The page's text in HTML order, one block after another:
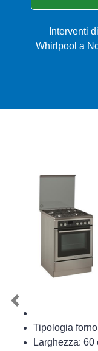
Interventi
Whirlpool a
Tipologia
Larghezza: 60
Previous